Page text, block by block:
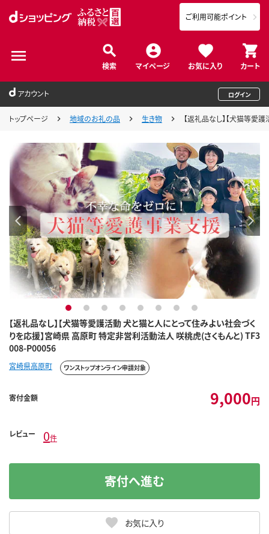
検索 マイページ お気に入り カート
ご利用可能ポイント
アカウント ログイン
トップページ 地域のお礼の品 生き物 【返礼品なし】【犬猫等
【返礼品なし】【犬猫等愛護活動 犬と猫と人にとって住みよい社会づく
りを応援】宮崎県 高原町 特定非営利活動法人 咲桃虎(さくもんと) TF3
008-P00056
1 2 3 4 5 6 7 8
宮崎県高原町 ワンストップオンライン申請対象
寄付金額 9,000円
レビュー 0件
お気に入り
寄付へ進む